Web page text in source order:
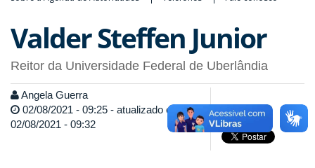
Valder Steffen Junior
Reitor da Universidade Federal de Uberlândia
Angela Guerra
02/08/2021 - 09:25 - atualizado em
02/08/2021 - 09:32